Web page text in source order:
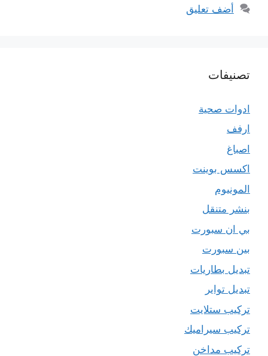
أضف تعليق
تصنيفات
ادوات صحية
ارفف
اصباغ
اكسس بوينت
المونيوم
بنشر متنقل
بي ان سبورت
بين سبورت
تبديل بطاريات
تبديل تواير
تركيب ستلايت
تركيب سيراميك
تركيب مداخن